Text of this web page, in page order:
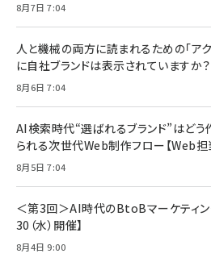
8月7日 7:04
人と機械の両方に読まれるための「ア
に自社ブランドは表示されていますか
8月6日 7:04
AI検索時代“選ばれるブランド”はど
られる次世代Web制作フロー【Web担
8月5日 7:04
＜第3回＞AI時代のBtoBマーケティン
30（水）開催】
8月4日 9:00